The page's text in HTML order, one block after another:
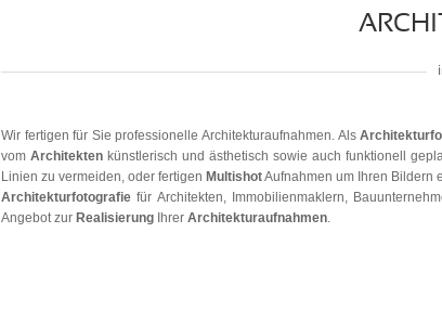
Wir fertigen für Sie professionelle Architekturaufnahmen. Als
vom Architekten künstlerisch und ästhetisch sowie auch funktionell
Linien zu vermeiden, oder fertigen MultishotAufnahmen um Ihren Bildern
Architekturfotografie für Architekten, Immobilienmaklern,
Angebot zur Realisierung Ihrer Architekturaufnahmen.